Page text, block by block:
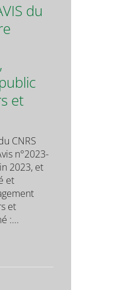
du
et
CNRS
n°2023-
2023, et
et
et
:...